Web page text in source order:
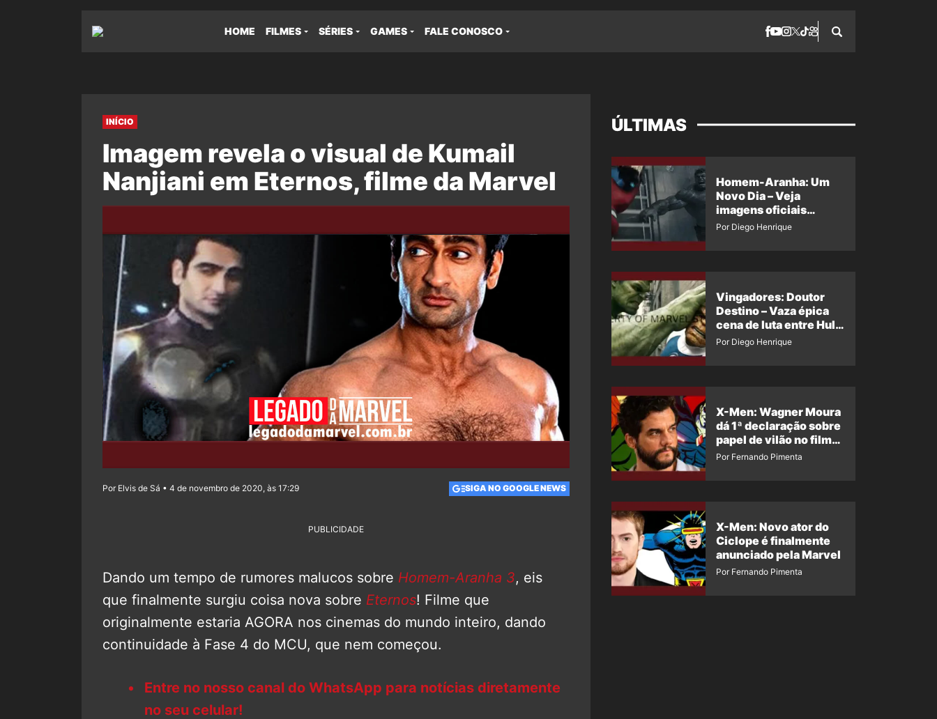
HOME FILMES SÉRIES GAMES FALE CONOSCO
INÍCIO
Imagem revela o visual de Kumail
Nanjiani em Eternos, filme da Marvel
Por Elvis de Sá • 4 de novembro de 2020, às 17:29 SIGA NO GOOGLE NEWS
PUBLICIDADE
Dando um tempo de rumores malucos sobre Homem-Aranha 3, eis
que finalmente surgiu coisa nova sobre Eternos! Filme que
originalmente estaria AGORA nos cinemas do mundo inteiro, dando
continuidade à Fase 4 do MCU, que nem começou.
Entre no nosso canal do WhatsApp para notícias diretamente
no seu celular!
ÚLTIMAS
Homem-Aranha: Um
Novo Dia – Veja
imagens oficiais
descartadas do Hulk
Por Diego Henrique
Vingadores: Doutor
Destino – Vaza épica
cena de luta entre Hulk
e o Coisa
Por Diego Henrique
X-Men: Wagner Moura
dá 1ª declaração sobre
papel de vilão no filme
da Marvel
Por Fernando Pimenta
X-Men: Novo ator do
Ciclope é finalmente
anunciado pela Marvel
Por Fernando Pimenta